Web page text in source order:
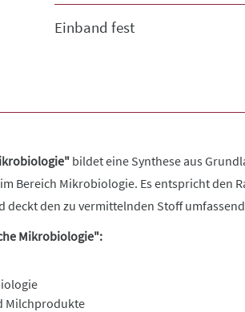
Einband fest
bildet eine Synthese aus
Bereich Mikrobiologie. Es entspricht
den zu vermittelnden Stoff
Mikrobiologie":
Milchprodukte